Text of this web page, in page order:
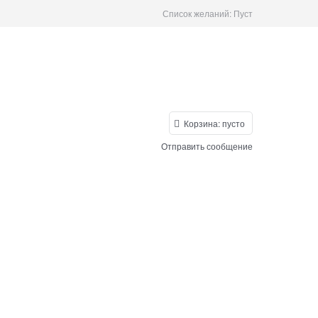
Список желаний: Пуст
Корзина:пусто
Отправить сообщение